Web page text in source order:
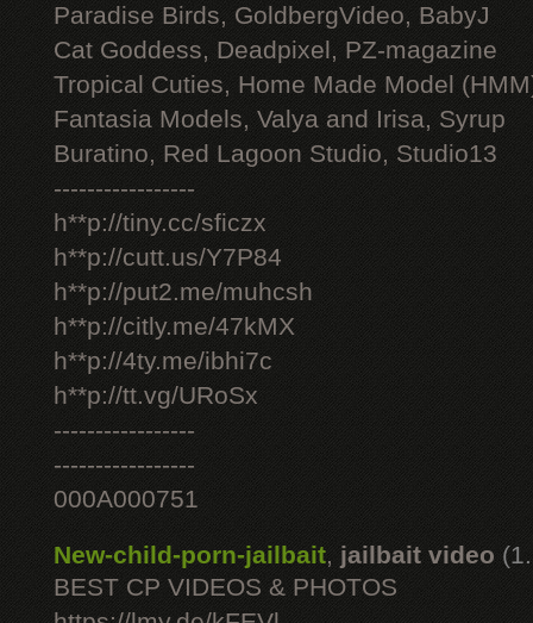
Paradise Birds, GoldbergVideo, BabyJ
Cat Goddess, Deadpixel, PZ-magazine
Tropical Cuties, Home Made Model
Fantasia Models, Valya and Irisa, Syrup
Buratino, Red Lagoon Studio, Studio13
-----------------
h**p://tiny.cc/sficzx
h**p://cutt.us/Y7P84
h**p://put2.me/muhcsh
h**p://citly.me/47kMX
h**p://4ty.me/ibhi7c
h**p://tt.vg/URoSx
-----------------
-----------------
000A000751
New-child-porn-jailbait, jailbait video
BEST CP VIDEOS & PHOTOS